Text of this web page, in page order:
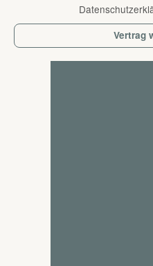
Vertrag